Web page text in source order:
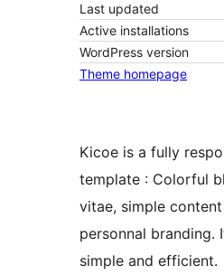
Last updated
Active installations
WordPress version
Theme homepage
Kicoe is a fully
template : Colorful
vitae, simple
personnal branding.
simple and efficient.